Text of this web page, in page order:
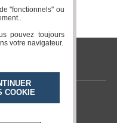
"fonctionnels" ou
pouvez toujours
votre navigateur.
COOKIE